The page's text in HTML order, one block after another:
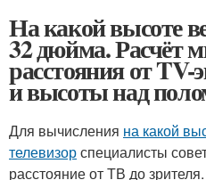
На какой высоте
32 дюйма. Расчёт
расстояния от TV-
и высоты над
Для вычисления на какой
телевизорспециалисты
расстояние от ТВ до